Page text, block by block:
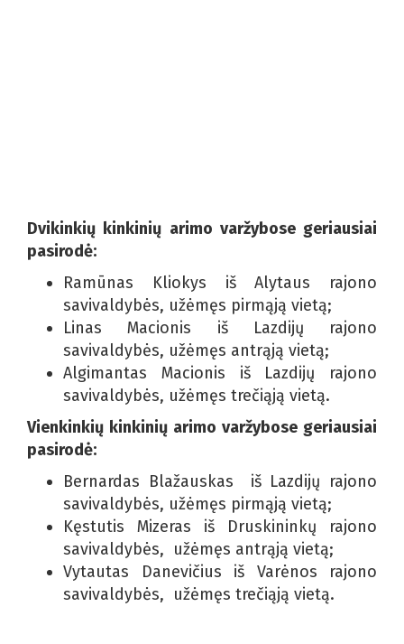
Dvikinkių kinkinių arimo varžybose geriausiai
pasirodė:
Ramūnas Kliokys iš Alytaus rajono
savivaldybės, užėmęs pirmąją vietą;
Linas Macionis iš Lazdijų rajono
savivaldybės, užėmęs antrąją vietą;
Algimantas Macionis iš Lazdijų rajono
savivaldybės, užėmęs trečiąją vietą.
Vienkinkių kinkinių arimo varžybose geriausiai
pasirodė:
Bernardas Blažauskas iš Lazdijų rajono
savivaldybės, užėmęs pirmąją vietą;
Kęstutis Mizeras iš Druskininkų rajono
savivaldybės, užėmęs antrąją vietą;
Vytautas Danevičius iš Varėnos rajono
savivaldybės, užėmęs trečiąją vietą.